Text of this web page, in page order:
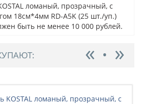
ломаный, прозрачный, с
18см*4мм RD-A5K (25 шт./уп.)
быть не менее 10 000 рублей.
KOSTAL ломаный, прозрачный, с